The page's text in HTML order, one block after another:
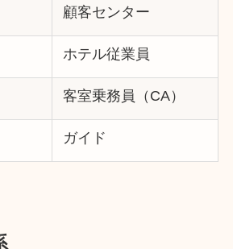
顧客センター
ホテル従業員
客室乗務員（CA）
ガイド